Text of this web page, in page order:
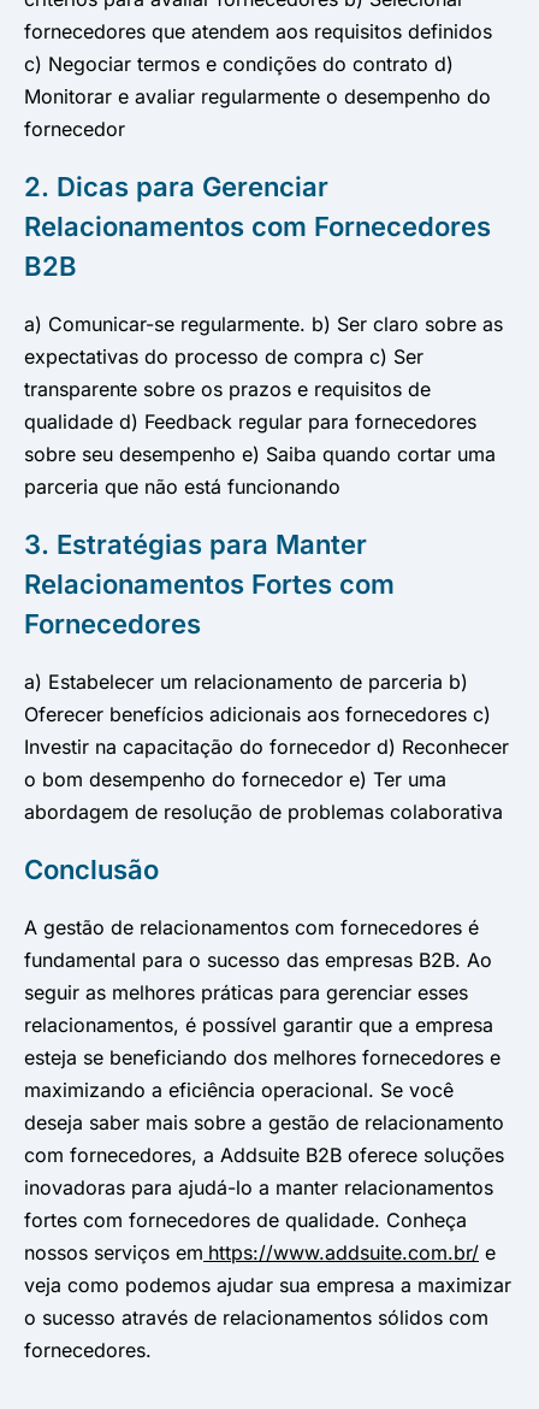
fornecedores que atendem aos requisitos definidos
c) Negociar termos e condições do contrato d)
Monitorar e avaliar regularmente o desempenho do
fornecedor
2. Dicas para Gerenciar
Relacionamentos com Fornecedores
B2B
a) Comunicar-se regularmente. b) Ser claro sobre as
expectativas do processo de compra c) Ser
transparente sobre os prazos e requisitos de
qualidade d) Feedback regular para fornecedores
sobre seu desempenho e) Saiba quando cortar uma
parceria que não está funcionando
3. Estratégias para Manter
Relacionamentos Fortes com
Fornecedores
a) Estabelecer um relacionamento de parceria b)
Oferecer benefícios adicionais aos fornecedores c)
Investir na capacitação do fornecedor d) Reconhecer
o bom desempenho do fornecedor e) Ter uma
abordagem de resolução de problemas colaborativa
Conclusão
A gestão de relacionamentos com fornecedores é
fundamental para o sucesso das empresas B2B. Ao
seguir as melhores práticas para gerenciar esses
relacionamentos, é possível garantir que a empresa
esteja se beneficiando dos melhores fornecedores e
maximizando a eficiência operacional. Se você
deseja saber mais sobre a gestão de relacionamento
com fornecedores, a Addsuite B2B oferece soluções
inovadoras para ajudá-lo a manter relacionamentos
fortes com fornecedores de qualidade. Conheça
nossos serviços em https://www.addsuite.com.br/ e
veja como podemos ajudar sua empresa a maximizar
o sucesso através de relacionamentos sólidos com
fornecedores.